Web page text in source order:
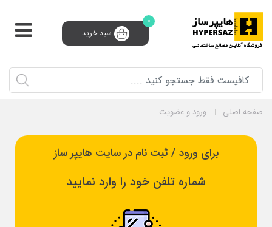
0
سبد خرید
91008910 (021) پشتیبانی و فروش 24 ساعته
ثبت‌نام تامین‌کننده
صفحه اصلی ورود و عضویت
برای ورود / ثبت نام در سایت هایپر ساز
شماره تلفن خود را وارد نمایید